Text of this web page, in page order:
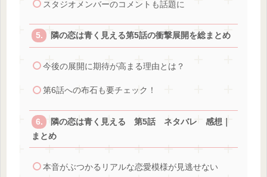
スタジオメンバーのコメントも話題に
隣の恋は青く見える第5話の衝撃展開を総まとめ
今後の展開に期待が高まる理由とは？
第6話への布石も要チェック！
隣の恋は青く見える 第5話 ネタバレ 感想｜
まとめ
本音がぶつかるリアルな恋愛模様が見逃せない